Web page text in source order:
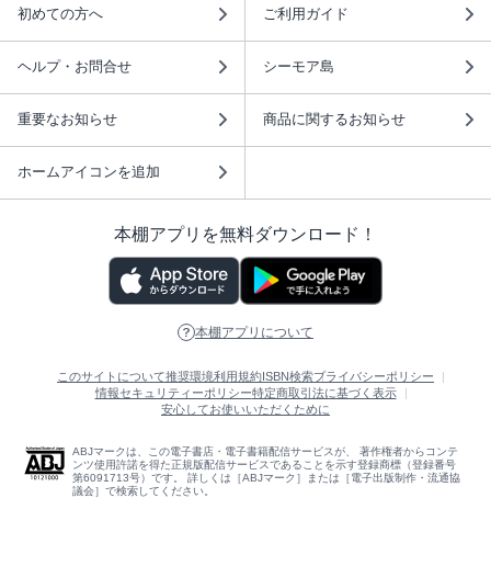
初めての方へ ご利用ガイド
ヘルプ・お問合せ シーモア島
重要なお知らせ 商品に関するお知らせ
ホームアイコンを追加
本棚アプリを無料ダウンロード！
本棚アプリについて
このサイトについて推奨環境利用規約ISBN検索プライバシーポリシー
情報セキュリティーポリシー特定商取引法に基づく表示
安心してお使いいただくために
ABJマークは、この電子書店・電子書籍配信サービスが、 著作権者からコンテ
ンツ使用許諾を得た正規版配信サービスであることを示す登録商標（登録番号
第6091713号）です。 詳しくは［ABJマーク］または［電子出版制作・流通協
議会］で検索してください。